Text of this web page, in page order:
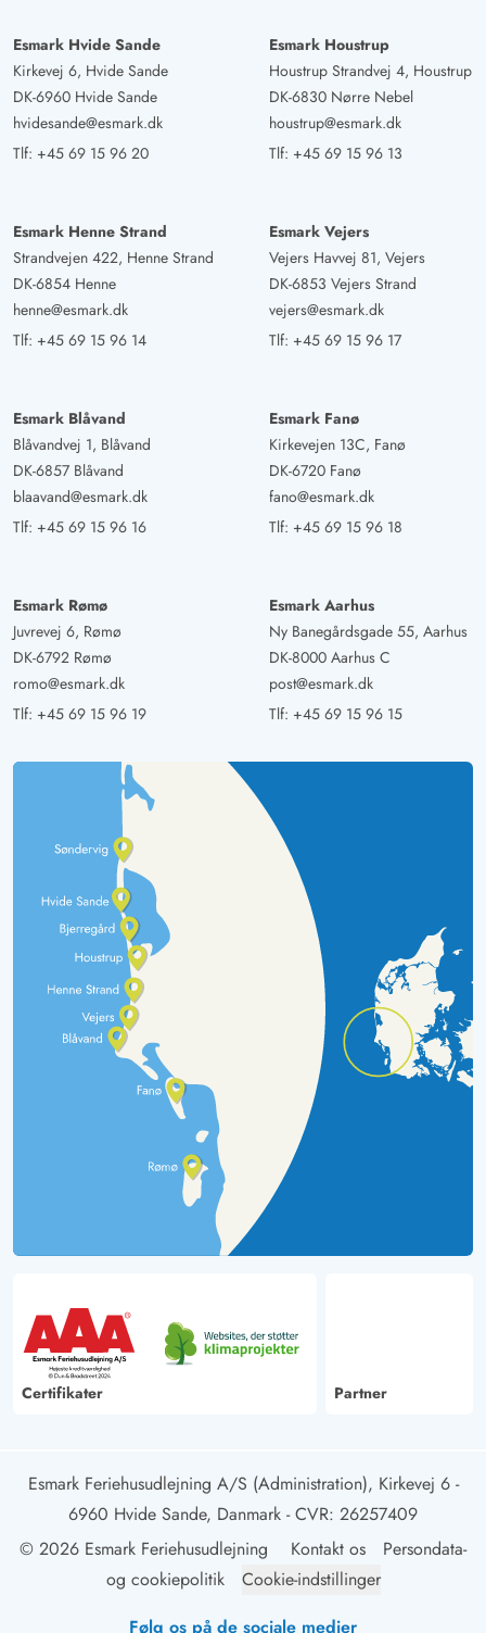
Esmark Hvide Sande
Kirkevej 6, Hvide Sande
DK-6960 Hvide Sande
hvidesande@esmark.dk
Tlf: +45 69 15 96 20
Esmark Houstrup
Houstrup Strandvej 4, Houstrup
DK-6830 Nørre Nebel
houstrup@esmark.dk
Tlf: +45 69 15 96 13
Esmark Henne Strand
Strandvejen 422, Henne Strand
DK-6854 Henne
henne@esmark.dk
Tlf: +45 69 15 96 14
Esmark Vejers
Vejers Havvej 81, Vejers
DK-6853 Vejers Strand
vejers@esmark.dk
Tlf: +45 69 15 96 17
Esmark Blåvand
Blåvandvej 1, Blåvand
DK-6857 Blåvand
blaavand@esmark.dk
Tlf: +45 69 15 96 16
Esmark Fanø
Kirkevejen 13C, Fanø
DK-6720 Fanø
fano@esmark.dk
Tlf: +45 69 15 96 18
Esmark Rømø
Juvrevej 6, Rømø
DK-6792 Rømø
romo@esmark.dk
Tlf: +45 69 15 96 19
Esmark Aarhus
Ny Banegårdsgade 55, Aarhus
DK-8000 Aarhus C
post@esmark.dk
Tlf: +45 69 15 96 15
Certifikater Partner
Esmark Feriehusudlejning A/S (Administration), Kirkevej 6 -
6960 Hvide Sande, Danmark - CVR: 26257409
© 2026 Esmark Feriehusudlejning
Kontakt os
Persondata-
og cookiepolitik
Cookie-indstillinger
Følg os på de sociale medier